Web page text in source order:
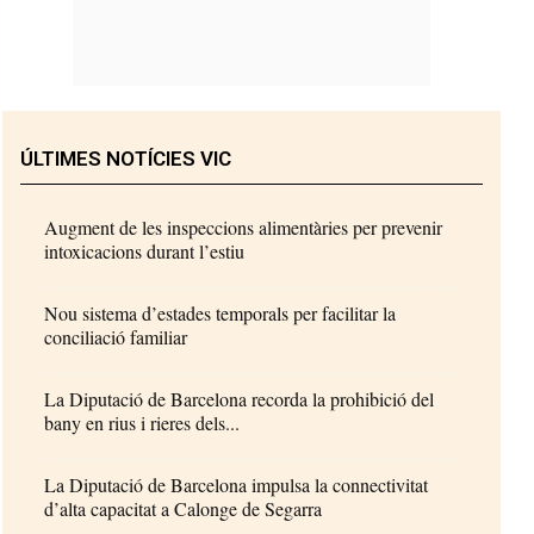
ÚLTIMES NOTÍCIES VIC
Augment de les inspeccions alimentàries per prevenir
intoxicacions durant l’estiu
Nou sistema d’estades temporals per facilitar la
conciliació familiar
La Diputació de Barcelona recorda la prohibició del
bany en rius i rieres dels...
La Diputació de Barcelona impulsa la connectivitat
d’alta capacitat a Calonge de Segarra